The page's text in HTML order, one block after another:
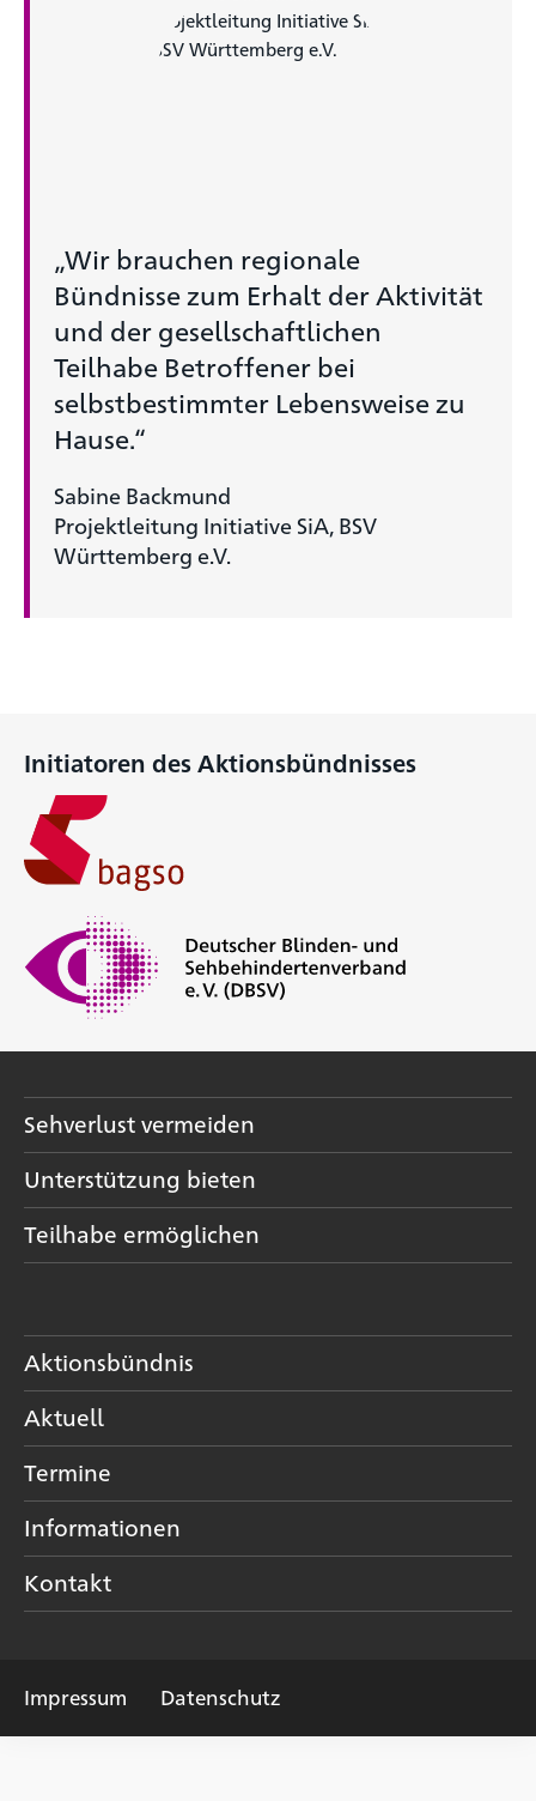
„Wir brauchen regionale
Bündnisse zum Erhalt der Aktivität
und der gesellschaftlichen
Teilhabe Betroffener bei
selbstbestimmter Lebensweise zu
Hause.“
Sabine Backmund
Projektleitung Initiative SiA, BSV
Württemberg e.V.
Initiatoren des Aktionsbündnisses
Sehverlust vermeiden
Unterstützung bieten
Teilhabe ermöglichen
Aktionsbündnis
Aktuell
Termine
Informationen
Kontakt
Impressum Datenschutz